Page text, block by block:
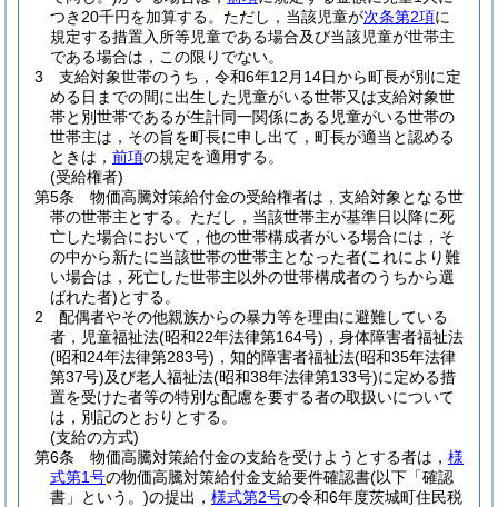
つき20千円を加算する。 ただし，当該児童が次条第2項に
規定する措置入所等児童である場合及び当該児童が世帯主
である場合は，この限りでない。
3
支給対象世帯のうち，令和6年12月14日から町長が別に定
める日までの間に出生した児童がいる世帯又は支給対象世
帯と別世帯であるが生計同一関係にある児童がいる世帯の
世帯主は，その旨を町長に申し出て，町長が適当と認める
ときは， 前項の規定を適用する。
(受給権者)
第5条
物価高騰対策給付金の受給権者は，支給対象となる世
帯の世帯主とする。 ただし，当該世帯主が基準日以降に死
亡した場合において，他の世帯構成者がいる場合には，そ
の中から新たに当該世帯の世帯主となった者(これにより難
い場合は，死亡した世帯主以外の世帯構成者のうちから選
ばれた者)とする。
2
配偶者やその他親族からの暴力等を理由に避難している
者，児童福祉法(昭和22年法律第164号) ，身体障害者福祉法
(昭和24年法律第283号) ，知的障害者福祉法(昭和35年法律
第37号)及び老人福祉法(昭和38年法律第133号)に定める措
置を受けた者等の特別な配慮を要する者の取扱いについて
は，別記のとおりとする。
(支給の方式)
第6条
物価高騰対策給付金の支給を受けようとする者は， 様
式第1号の物価高騰対策給付金支給要件確認書(以下「確認
書」という。)の提出， 様式第2号の令和6年度茨城町住民税